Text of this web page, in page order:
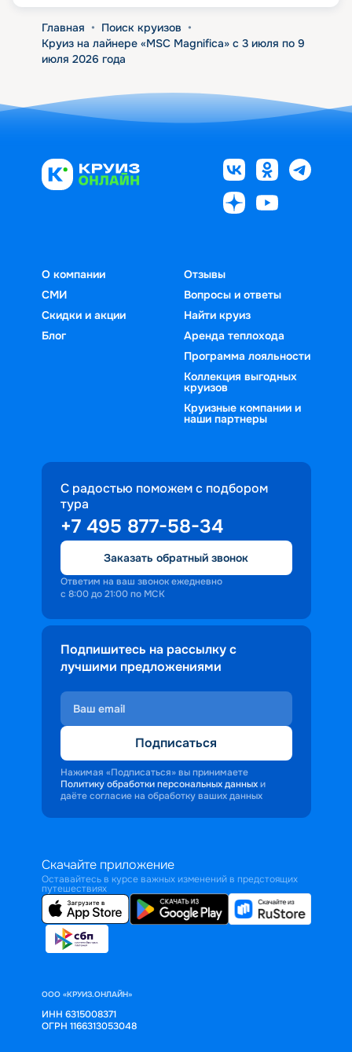
Главная • Поиск круизов •
Круиз на лайнере «MSC Magnifica» с 3 июля по 9
июля 2026 года
О компании
СМИ
Скидки и акции
Блог
Отзывы
Вопросы и ответы
Найти круиз
Аренда теплохода
Программа лояльности
Коллекция выгодных
круизов
Круизные компании и
наши партнеры
С радостью поможем с подбором
тура
+7 495 877-58-34
Заказать обратный звонок
Ответим на ваш звонок ежедневно
с 8:00 до 21:00 по МСК
Подпишитесь на рассылку с
лучшими предложениями
Подписаться
Нажимая «Подписаться» вы принимаете
Политику обработки персональных данных и
даёте согласие на обработку ваших данных
Скачайте приложение
Оставайтесь в курсе важных изменений в предстоящих
путешествиях
ООО «КРУИЗ.ОНЛАЙН»
ИНН 6315008371
ОГРН 1166313053048